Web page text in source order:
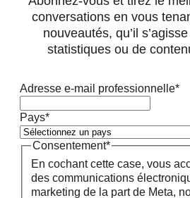
conversations en vous
nouveautés, qu’il
statistiques ou de
Adresse e-mail professionnelle*
Pays*
Consentement*
En cochant cette case, vous
des communications
marketing de la part de Meta,